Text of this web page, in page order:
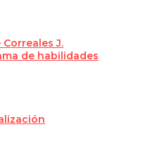
Correales J.
de habilidades